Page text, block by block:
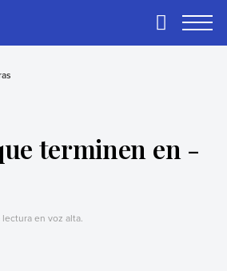
Primary
terminen en -
en voz alta.